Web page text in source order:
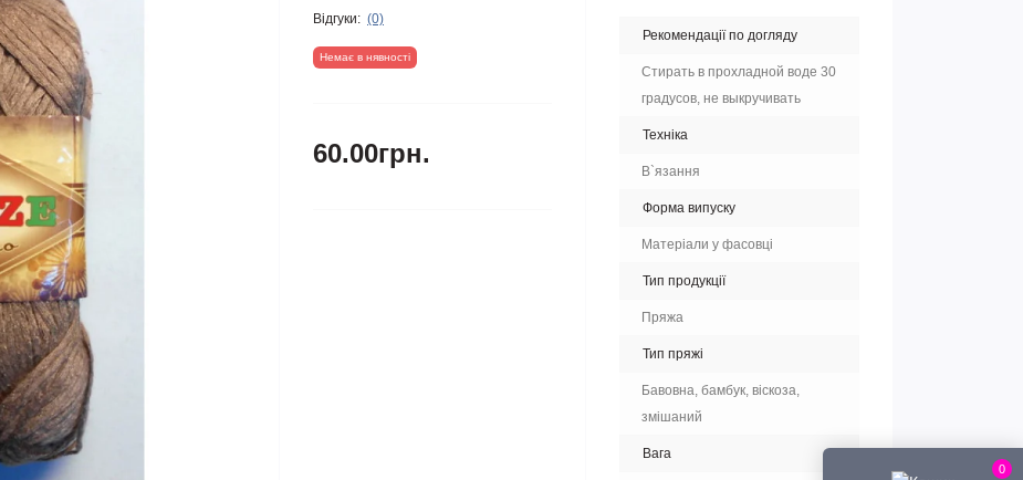
0
Відгуки: (0)
Немає в нявності
60.00грн.
Рекомендації по догляду
Стирать в прохладной воде 30
градусов, не выкручивать
Техніка
В`язання
Форма випуску
Матеріали у фасовці
Тип продукції
Пряжа
Тип пряжі
Бавовна, бамбук, віскоза,
змішаний
Вага